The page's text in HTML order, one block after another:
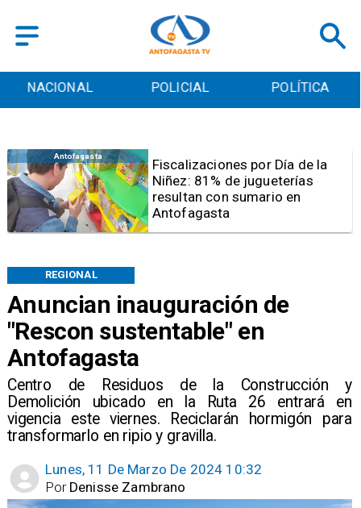
POLICIAL POLÍTICA CULTURA
Anuncian inauguración de
"Rescon sustentable" en
Antofagasta
Centro de Residuos de la Construcción y
Demolición ubicado en la Ruta 26 entrará en
vigencia este viernes. Reciclarán hormigón para
transformarlo en ripio y gravilla.
REGIONAL
Lunes, 11 De Marzo De 2024 10:32
Denisse Zambrano
Por
Antofagasta
Tribunal frena opción de pena
mixta para Karen Rojo por ahora